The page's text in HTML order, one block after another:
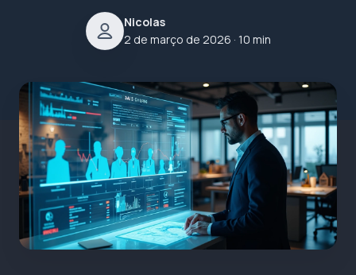
Nicolas
2 de março de 2026 · 10 min